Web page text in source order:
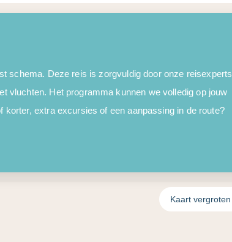
schema. Deze reis is zorgvuldig door onze reisexperts
vluchten. Het programma kunnen we volledig op jouw
korter, extra excursies of een aanpassing in de route?
Kaart vergroten